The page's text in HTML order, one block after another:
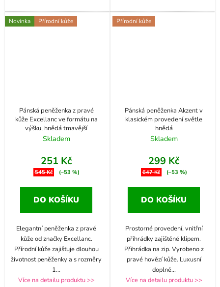
Novinka Přírodní kůže
Pánská peněženka z pravé
kůže Excellanc ve formátu na
výšku, hnědá tmavější
Skladem
251 Kč
545 Kč (–53 %)
DO KOŠÍKU
Elegantní peněženka z pravé
kůže od značky Excellanc.
Přírodní kůže zajišťuje dlouhou
životnost peněženky a s rozměry
1...
Více na detailu produktu >>
Přírodní kůže
Pánská peněženka Akzent v
klasickém provedení světle
hnědá
Skladem
299 Kč
647 Kč (–53 %)
DO KOŠÍKU
Prostorné provedení, vnitřní
přihrádky zajištěné klipem.
Přihrádka na zip. Vyrobeno z
pravé hovězí kůže. Luxusní
doplně...
Více na detailu produktu >>